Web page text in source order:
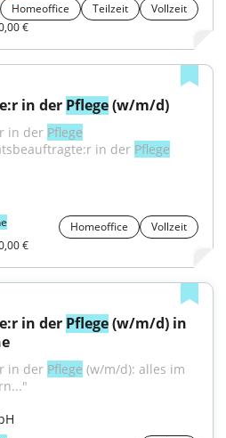
Homeoffice
Teilzeit
Vollzeit
€
in der Pflege (w/m/d)
in der Pflege
in der Pflege
Homeoffice
Vollzeit
€
in der Pflege (w/m/d) in
in der Pflege (w/m/d): alles im